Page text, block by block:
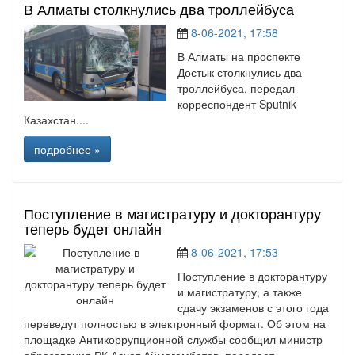
В Алматы столкнулись два троллейбуса
8-06-2021, 17:58
В Алматы на проспекте
Достык столкнулись два
троллейбуса, передал
корреспондент Sputnik
Казахстан....
подробнее »
Поступление в магистратуру и докторантуру
теперь будет онлайн
8-06-2021, 17:53
Поступление в докторантуру
и магистратуру, а также
сдачу экзаменов с этого года
переведут полностью в электронный формат. Об этом на
площадке Антикоррупционной службы сообщил министр